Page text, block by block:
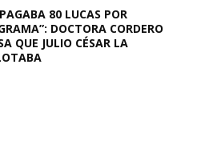
80 LUCAS POR
DOCTORA CORDERO
QUE JULIO CÉSAR LA